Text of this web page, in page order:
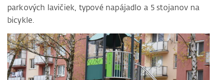
parkových lavičiek, typové napájadlo a 5 stojanov na
bicykle.